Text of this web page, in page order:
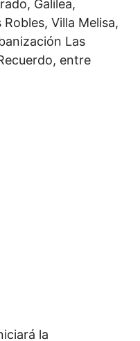
Galilea,
Villa Melisa,
Las
entre
la